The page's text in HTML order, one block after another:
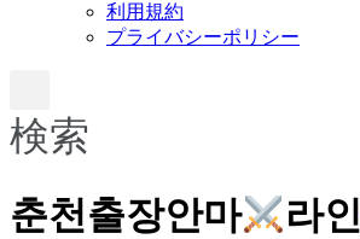
利用規約
プライバシーポリシー
検索
춘천출장안마
라인